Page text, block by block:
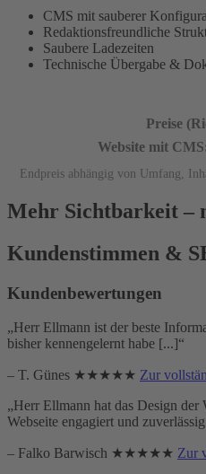
CMS mit sauberer
Redaktionsfreundliche
Saubere Ladezeiten
Technische Übergabe &
Preise
Website mit
Endpreis abhängig von Umfang,
Mehr Sichtbarkeit –
Kundenstimmen &
Kundenbewertungen
„Herr Ellmann ist der beste
bisher kennengelernt habe [...]“
– T. Günes ★★★★★ Zur
„Herr Ellmann hat das Design
Webseite engagiert und
– Falko Barwisch ★★★★★ Zur